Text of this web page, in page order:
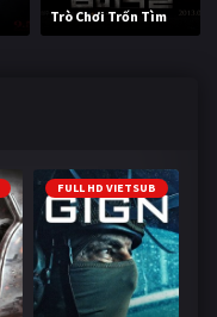
Trò Chơi Trốn Tìm
FULL HD VIETSUB